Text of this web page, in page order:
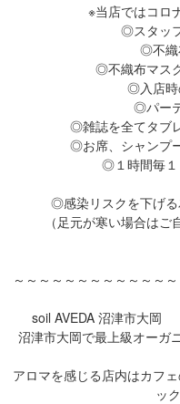
※当店ではコロ
◎スタッ
◎不織
◎不織布マス
◎入店時
◎パー
◎雑誌を全てタブ
◎お席、シャンプ
◎１時間毎１
◎感染リスクを下げる
（足元が寒い場合はご
～～～～～～～～～～～～
soil AVEDA 沼津市大岡
沼津市大岡で最上級オーガ
アロマを感じる店内はカフ
ッ